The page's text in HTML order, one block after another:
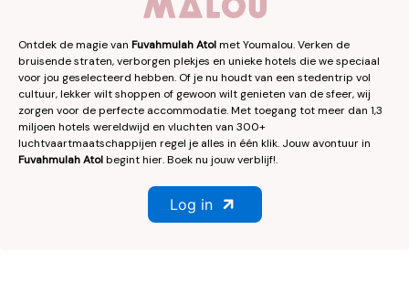
Ontdek de magie van Fuvahmulah Atolmet Youmalou. Verken de
bruisende straten, verborgen plekjes en unieke hotels die we speciaal
voor jou geselecteerd hebben. Of je nu houdt van een stedentrip vol
cultuur, lekker wilt shoppen of gewoon wilt genieten van de sfeer, wij
zorgen voor de perfecte accommodatie. Met toegang tot meer dan 1,3
miljoen hotels wereldwijd en vluchten van 300+
luchtvaartmaatschappijen regel je alles in één klik. Jouw avontuur in
Fuvahmulah Atolbegint hier. Boek nu jouw verblijf!.
Log in